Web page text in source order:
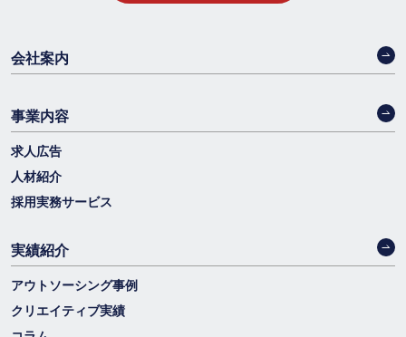
会社案内
事業内容
求人広告
人材紹介
採用実務サービス
実績紹介
アウトソーシング事例
クリエイティブ実績